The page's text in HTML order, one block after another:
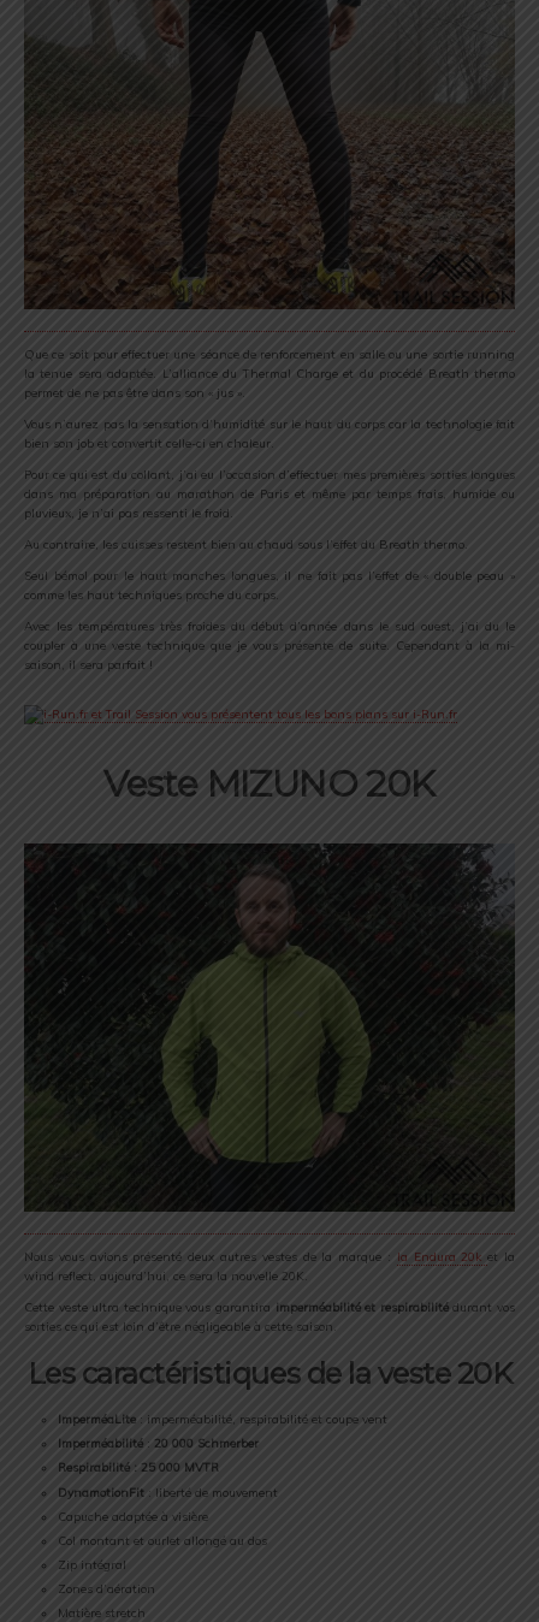
Que ce soit pour effectuer une séance de renforcement en salle ou une sortie running
la tenue sera adaptée. L’alliance du Thermal Charge et du procédé Breath thermo
permet de ne pas être dans son « jus ».
Vous n’aurez pas la sensation d’humidité sur le haut du corps car la technologie fait
bien son job et convertit celle-ci en chaleur.
Pour ce qui est du collant, j’ai eu l’occasion d’effectuer mes premières sorties longues
dans ma préparation au marathon de Paris et même par temps frais, humide ou
pluvieux, je n’ai pas ressenti le froid.
Au contraire, les cuisses restent bien au chaud sous l’effet du Breath thermo.
Seul bémol pour le haut manches longues, il ne fait pas l’effet de « double peau »
comme les haut techniques proche du corps.
Avec les températures très froides du début d’année dans le sud ouest, j’ai du le
coupler à une veste technique que je vous présente de suite. Cependant à la mi-
saison, il sera parfait !
Veste MIZUNO 20K
Nous vous avions présenté deux autres vestes de la marque : la Endura 20ket la
wind reflect, aujourd’hui, ce sera la nouvelle 20K.
Cette veste ultra technique vous garantira imperméabilité et respirabilitédurant vos
sorties ce qui est loin d’être négligeable à cette saison.
Les caractéristiques de la veste 20K
ImperméaLite : imperméabilité, respirabilité et coupe vent
Imperméabilité :20 000 Schmerber
Respirabilité : 25 000 MVTR
DynamotionFit : liberté de mouvement
Capuche adaptée à visière
Col montant et ourlet allongé au dos
Zip intégral
Zones d’aération
Matière stretch